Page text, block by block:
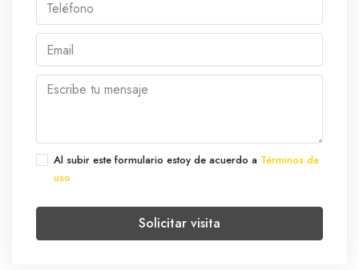
Al subir este formulario estoy de acuerdo a Términos de
uso
Solicitar visita